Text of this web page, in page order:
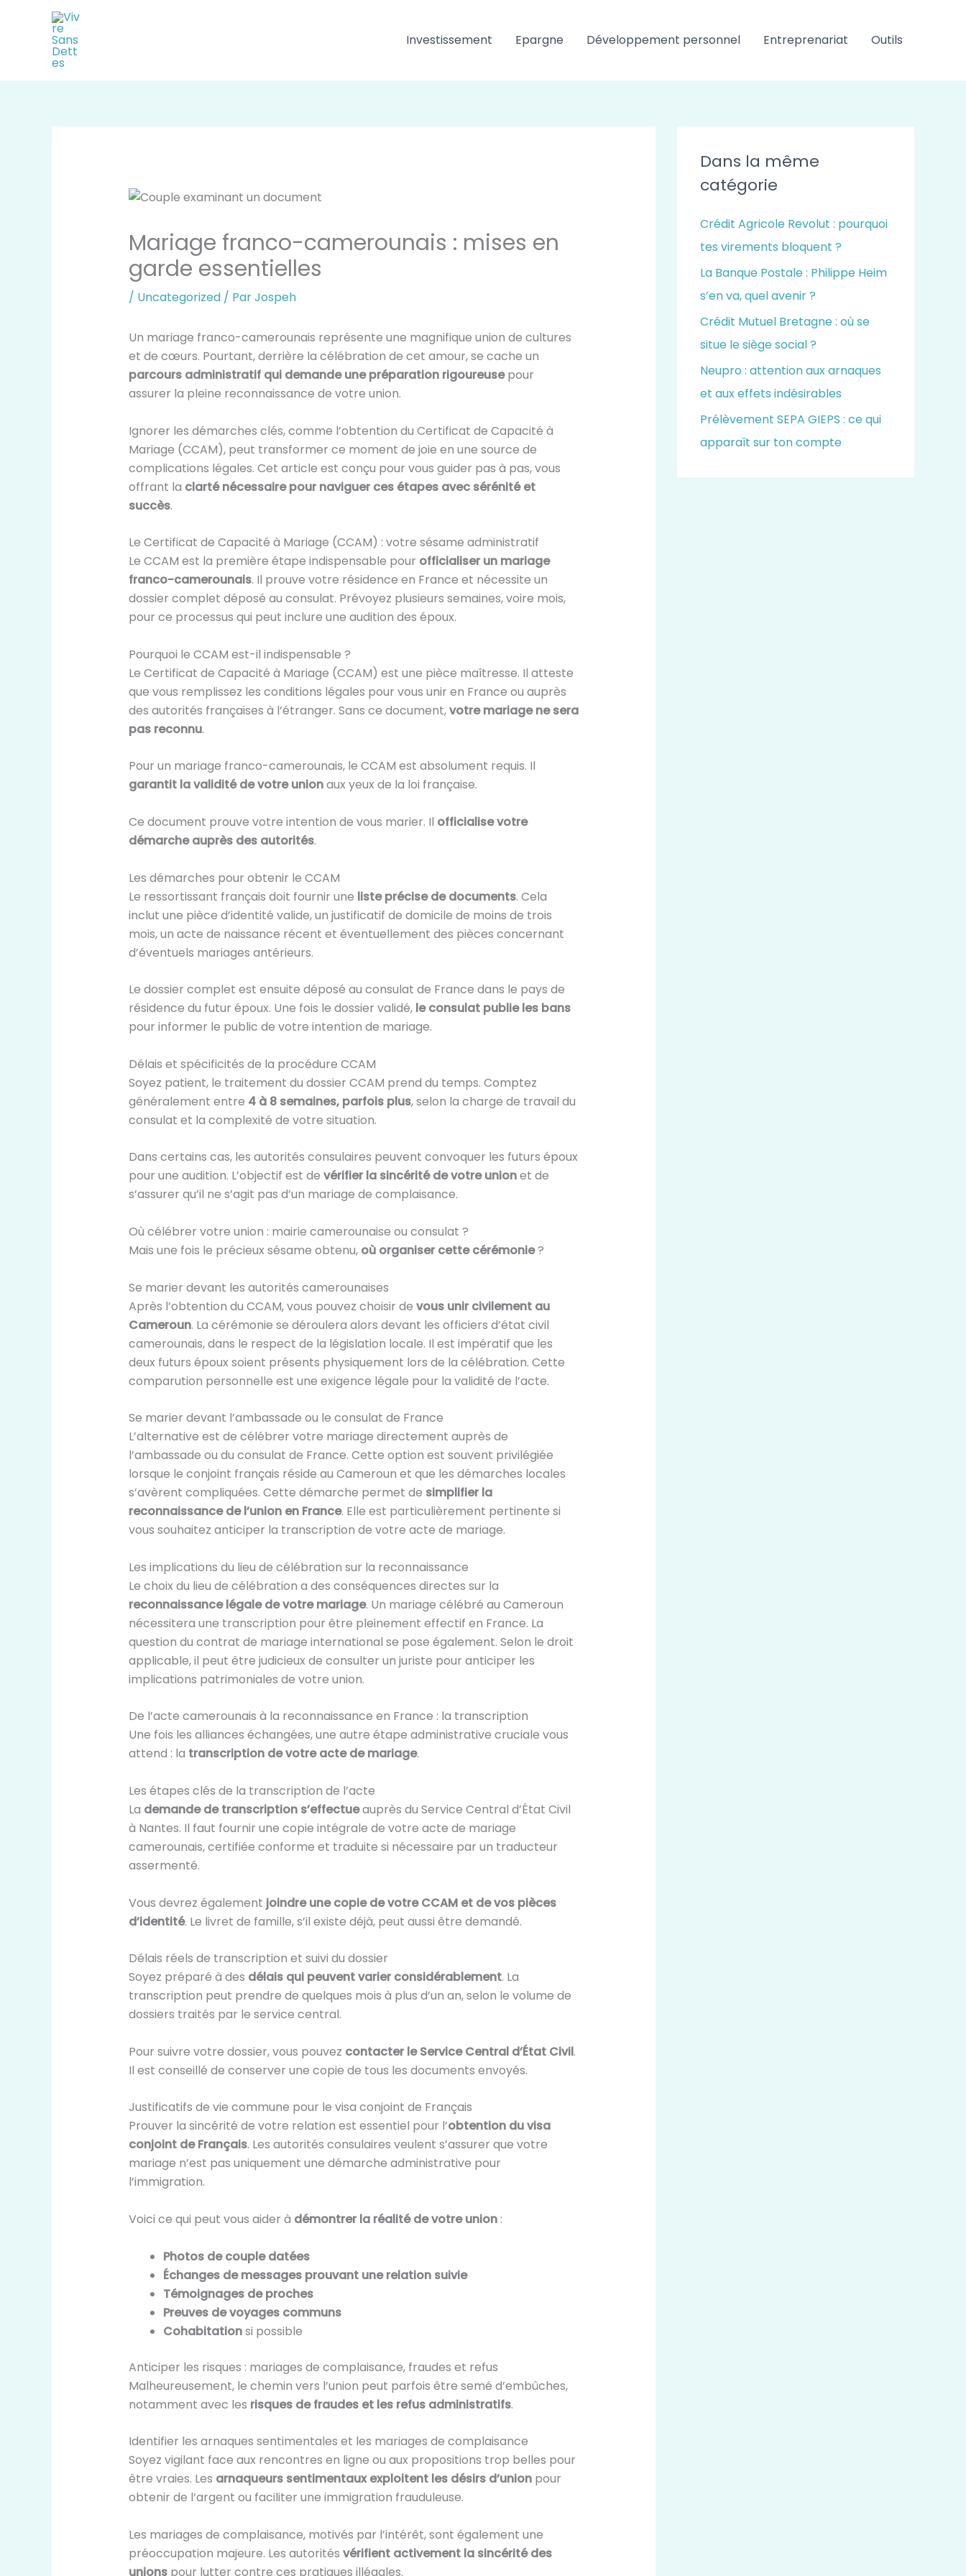
Investissement Epargne Développement personnel Entreprenariat Outils
Mariage franco-camerounais : mises en
garde essentielles
/ Uncategorized/ ParJospeh
Un mariage franco-camerounais représente une magnifique union de cultures
et de cœurs. Pourtant, derrière la célébration de cet amour, se cache un
parcours administratif qui demande une préparation rigoureusepour
assurer la pleine reconnaissance de votre union.
Ignorer les démarches clés, comme l’obtention du Certificat de Capacité à
Mariage (CCAM), peut transformer ce moment de joie en une source de
complications légales. Cet article est conçu pour vous guider pas à pas, vous
offrant la clarté nécessaire pour naviguer ces étapes avec sérénité et
succès.
Le Certificat de Capacité à Mariage (CCAM) : votre sésame administratif
Le CCAM est la première étape indispensable pour officialiser un mariage
franco-camerounais. Il prouve votre résidence en France et nécessite un
dossier complet déposé au consulat. Prévoyez plusieurs semaines, voire mois,
pour ce processus qui peut inclure une audition des époux.
Pourquoi le CCAM est-il indispensable ?
Le Certificat de Capacité à Mariage (CCAM) est une pièce maîtresse. Il atteste
que vous remplissez les conditions légales pour vous unir en France ou auprès
des autorités françaises à l’étranger. Sans ce document,votre mariage ne sera
pas reconnu.
Pour un mariage franco-camerounais, le CCAM est absolument requis. Il
garantit la validité de votre unionaux yeux de la loi française.
Ce document prouve votre intention de vous marier. Il officialise votre
démarche auprès des autorités.
Les démarches pour obtenir le CCAM
Le ressortissant français doit fournir une liste précise de documents. Cela
inclut une pièce d’identité valide, un justificatif de domicile de moins de trois
mois, un acte de naissance récent et éventuellement des pièces concernant
d’éventuels mariages antérieurs.
Le dossier complet est ensuite déposé au consulat de France dans le pays de
résidence du futur époux. Une fois le dossier validé, le consulat publie les bans
pour informer le public de votre intention de mariage.
Délais et spécificités de la procédure CCAM
Soyez patient, le traitement du dossier CCAM prend du temps. Comptez
généralement entre 4 à 8 semaines, parfois plus, selon la charge de travail du
consulat et la complexité de votre situation.
Dans certains cas, les autorités consulaires peuvent convoquer les futurs époux
pour une audition. L’objectif est de vérifier la sincérité de votre unionet de
s’assurer qu’il ne s’agit pas d’un mariage de complaisance.
Où célébrer votre union : mairie camerounaise ou consulat ?
Mais une fois le précieux sésame obtenu, où organiser cette cérémonie?
Se marier devant les autorités camerounaises
Après l’obtention du CCAM, vous pouvez choisir de vous unir civilement au
Cameroun. La cérémonie se déroulera alors devant les officiers d’état civil
camerounais, dans le respect de la législation locale. Il est impératif que les
deux futurs époux soient présents physiquement lors de la célébration. Cette
comparution personnelle est une exigence légale pour la validité de l’acte.
Se marier devant l’ambassade ou le consulat de France
L’alternative est de célébrer votre mariage directement auprès de
l’ambassade ou du consulat de France. Cette option est souvent privilégiée
lorsque le conjoint français réside au Cameroun et que les démarches locales
s’avèrent compliquées. Cette démarche permet de simplifier la
reconnaissance de l’union en France. Elle est particulièrement pertinente si
vous souhaitez anticiper la transcription de votre acte de mariage.
Les implications du lieu de célébration sur la reconnaissance
Le choix du lieu de célébration a des conséquences directes sur la
reconnaissance légale de votre mariage. Un mariage célébré au Cameroun
nécessitera une transcription pour être pleinement effectif en France. La
question du contrat de mariage international se pose également. Selon le droit
applicable, il peut être judicieux de consulter un juriste pour anticiper les
implications patrimoniales de votre union.
De l’acte camerounais à la reconnaissance en France : la transcription
Une fois les alliances échangées, une autre étape administrative cruciale vous
attend : la transcription de votre acte de mariage.
Les étapes clés de la transcription de l’acte
La demande de transcription s’effectueauprès du Service Central d’État Civil
à Nantes. Il faut fournir une copie intégrale de votre acte de mariage
camerounais, certifiée conforme et traduite si nécessaire par un traducteur
assermenté.
Vous devrez également joindre une copie de votre CCAM et de vos pièces
d’identité. Le livret de famille, s’il existe déjà, peut aussi être demandé.
Délais réels de transcription et suivi du dossier
Soyez préparé à des délais qui peuvent varier considérablement. La
transcription peut prendre de quelques mois à plus d’un an, selon le volume de
dossiers traités par le service central.
Pour suivre votre dossier, vous pouvez contacter le Service Central d’État Civil.
Il est conseillé de conserver une copie de tous les documents envoyés.
Justificatifs de vie commune pour le visa conjoint de Français
Prouver la sincérité de votre relation est essentiel pour l’obtention du visa
conjoint de Français. Les autorités consulaires veulent s’assurer que votre
mariage n’est pas uniquement une démarche administrative pour
l’immigration.
Voici ce qui peut vous aider à démontrer la réalité de votre union:
Photos de couple datées
Échanges de messages prouvant une relation suivie
Témoignages de proches
Preuves de voyages communs
Cohabitationsi possible
Anticiper les risques : mariages de complaisance, fraudes et refus
Malheureusement, le chemin vers l’union peut parfois être semé d’embûches,
notamment avec les risques de fraudes et les refus administratifs.
Identifier les arnaques sentimentales et les mariages de complaisance
Soyez vigilant face aux rencontres en ligne ou aux propositions trop belles pour
être vraies. Les arnaqueurs sentimentaux exploitent les désirs d’unionpour
obtenir de l’argent ou faciliter une immigration frauduleuse.
Les mariages de complaisance, motivés par l’intérêt, sont également une
préoccupation majeure. Les autorités vérifient activement la sincérité des
unionspour lutter contre ces pratiques illégales.
Dans la même
catégorie
Crédit Agricole Revolut : pourquoi
tes virements bloquent ?
La Banque Postale : Philippe Heim
s’en va, quel avenir ?
Crédit Mutuel Bretagne : où se
situe le siège social ?
Neupro : attention aux arnaques
et aux effets indésirables
Prélèvement SEPA GIEPS : ce qui
apparaît sur ton compte